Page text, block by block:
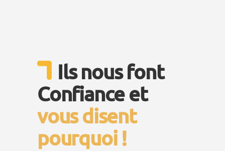
Ils nous font
Confiance et
vous disent
pourquoi !